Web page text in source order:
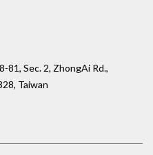
81, Sec. 2, ZhongAi Rd.,
Taiwan